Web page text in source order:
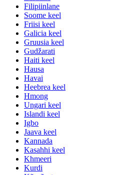
Filipiinlane
Soome keel
Friisi keel
Galicia keel
Gruusia keel
Gudžarati
Haiti keel
Hausa
Havai
Heebrea keel
Hmong
Ungari keel
Islandi keel
Igbo
Jaava keel
Kannada
Kasahhi keel
Khmeeri
Kurdi